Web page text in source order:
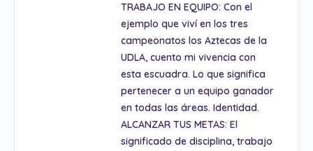
TRABAJO EN EQUIPO: Con el
ejemplo que viví en los tres
campeonatos los Aztecas de la
UDLA, cuento mi vivencia con
esta escuadra. Lo que significa
pertenecer a un equipo ganador
en todas las áreas. Identidad.
ALCANZAR TUS METAS: El
significado de disciplina, trabajo